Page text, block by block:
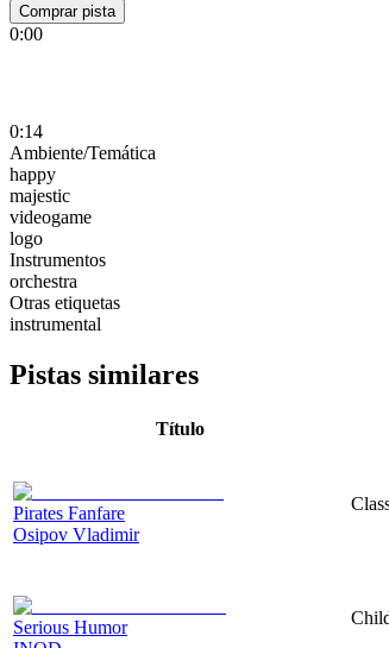
Comprar pista
0:00
0:14
Ambiente/Temática
happy
majestic
videogame
logo
Instrumentos
orchestra
Otras etiquetas
instrumental
Pistas similares
Título
Pirates Fanfare
Osipov Vladimir
Serious Humor